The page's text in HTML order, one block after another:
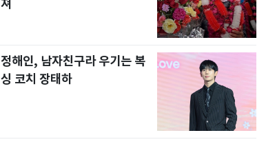
져
정해인, 남자친구라 우기는 복
싱 코치 장태하